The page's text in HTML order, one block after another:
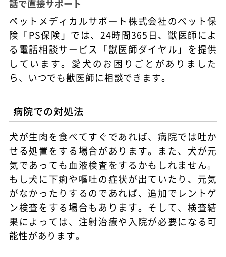
話で直接サポート
ペットメディカルサポート株式会社のペット保
険「PS保険」では、24時間365日、獣医師によ
る電話相談サービス「獣医師ダイヤル」を提供
しています。愛犬のお困りごとがありました
ら、いつでも獣医師に相談できます。
病院での対処法
犬が生肉を食べてすぐであれば、病院では吐か
せる処置をする場合があります。また、犬が元
気であっても血液検査をするかもしれません。
もし犬に下痢や嘔吐の症状が出ていたり、元気
がなかったりするのであれば、追加でレントゲ
ン検査をする場合もあります。そして、検査結
果によっては、注射治療や入院が必要になる可
能性があります。